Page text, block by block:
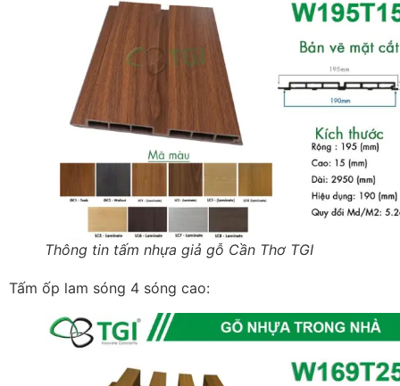
Thông tin tấm nhựa giả gỗ Cần Thơ TGI
Tấm ốp lam sóng 4 sóng cao: